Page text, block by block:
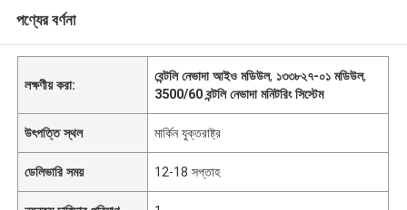
পণ্যের বর্ণনা
লক্ষণীয় করা:
বেন্টলি নেভাদা আইও মডিউল, ১৩৩৮২৭-০১ মডিউল,
3500/60 বন্টলি নেভাদা মনিটরিং সিস্টেম
উৎপত্তি স্থল মার্কিন যুক্তরাষ্ট্র
ডেলিভারি সময় 12-18 সপ্তাহ